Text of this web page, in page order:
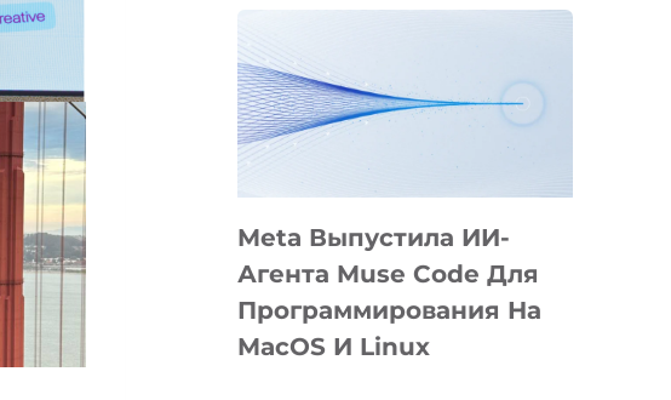
BÖRÜ
НА
Meta Выпустила ИИ-
Агента Muse Code Для
Программирования На
MacOS И Linux